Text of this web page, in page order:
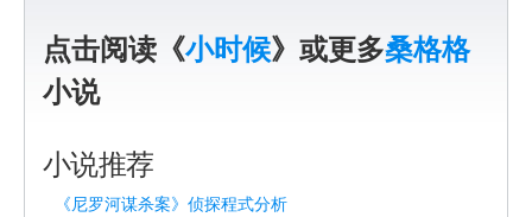
点击阅读《小时候》或更多桑格格
小说
小说推荐
《尼罗河谋杀案》侦探程式分析